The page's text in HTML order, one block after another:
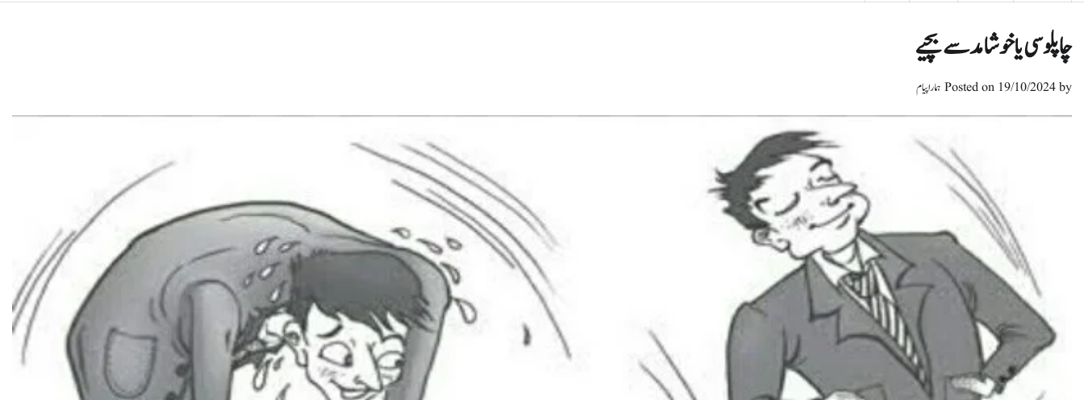
چاپلوسی یا خوشامد سے بچیے
Posted on 19/10/2024by ہمارا پیام